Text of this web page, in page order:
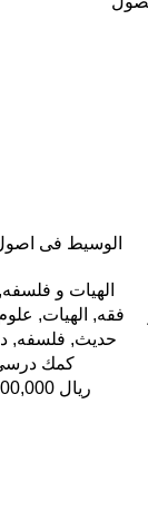
افزودن به سبد خرید
الوسیط فی
الهیات و فلسفه,
فقه, الهيات,
حدیث, فلسفه,
كمك
ریال